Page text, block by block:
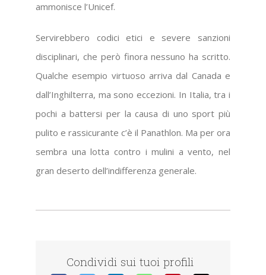
ammonisce l’Unicef.
Servirebbero codici etici e severe sanzioni
disciplinari, che però finora nessuno ha scritto.
Qualche esempio virtuoso arriva dal Canada e
dall’Inghilterra, ma sono eccezioni. In Italia, tra i
pochi a battersi per la causa di uno sport più
pulito e rassicurante c’è il Panathlon. Ma per ora
sembra una lotta contro i mulini a vento, nel
gran deserto dell’indifferenza generale.
Condividi sui tuoi profili